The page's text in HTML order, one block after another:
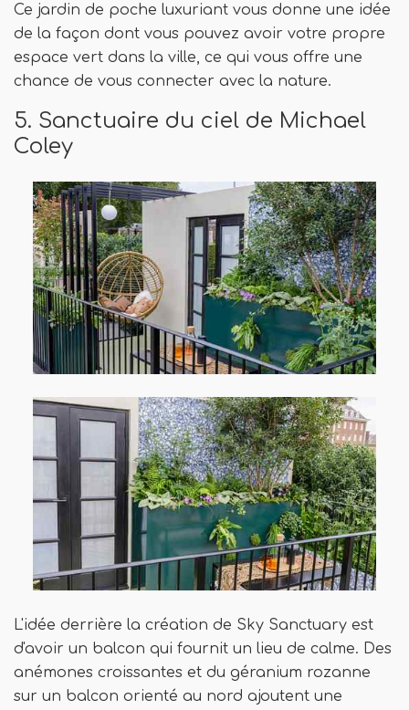
Ce jardin de poche luxuriant vous donne une idée
de la façon dont vous pouvez avoir votre propre
espace vert dans la ville, ce qui vous offre une
chance de vous connecter avec la nature.
5. Sanctuaire du ciel de Michael
Coley
L'idée derrière la création de Sky Sanctuary est
d'avoir un balcon qui fournit un lieu de calme. Des
anémones croissantes et du géranium rozanne
sur un balcon orienté au nord ajoutent une